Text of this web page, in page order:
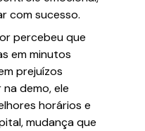
com sucesso.
percebeu que
em minutos
prejuízos
demo, ele
horários e
mudança que